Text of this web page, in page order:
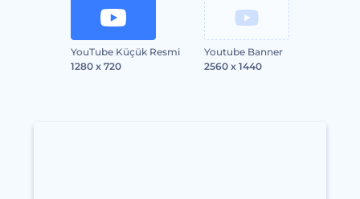
YouTube Küçük Resmi
1280 x 720
Youtube Banner
2560 x 1440